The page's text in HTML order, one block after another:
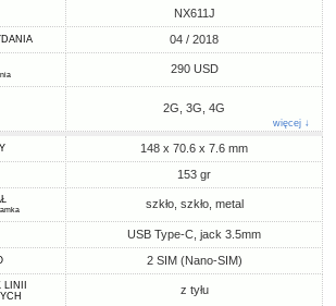
NX611J
04 / 2018
290 USD
2G, 3G, 4G
więcej ↓
148 x 70.6 x 7.6 mm
153 gr
szkło, szkło, metal
USB Type-C, jack 3.5mm
2 SIM (Nano-SIM)
z tyłu